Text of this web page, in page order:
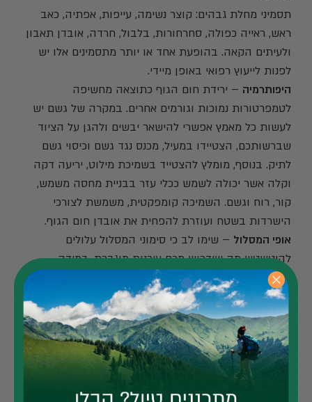
תסמיני מחלת גבהים: קוצר נשימה, עייפות, אפתיה, כאב
ראש, ראייה כפולה, סחרחורות, בלבול, חרדה, אובדן תאבון
ולעיתים הקאה. בהופעת אחד או יותר מתסמינים אלו יש
לפנות לייעוץ רפואי באופן מיידי.
היפותרמיה – ירידת חום הגוף כתוצאה מחשיפה
לטמפרטורות נמוכות וגורמים אחרים. במקרה של גשם יש
לעשות כל מאמץ אפשרי להישאר יבשים ולהגן על הציוד
שברשותכם, הצטיידו במעיל, מכנס נגד גשם וכיסוי גשם
לתיק. בנוסף, מומלץ להצטייד בשמיכת מילוט, יריעה דקה
וקלה אשר יכולה לשמש ככלי עזר בבניית מחסה משמש,
קור, רוח וגשם. השמיכה קומפקטית, משמשת לצורכי
הישרדות בשטח ועוזרת להפחית את אובדן חום הגוף.
אופי המסלול – שימו לב כי סימוני המסלול עלולים
להיטשטש מה שידרוש מכם עירנות מוגברת. במידה
ואיבדתם את דרככם נסו להבין האם אתם יכולים לחזור
לנקודה הקודמת בה הרגשתם בשליטה או הישארו
במקומכם והזעיקו עזרה. מראש מומלץ להחזיק מפה
קשיחה של הטרק, מכשיר לוויני וכן להיעזר בשירותיו של
מדריך מקומי.
שמרו על קשר
– שתפו אנשים קרובים בתכניות שלכם
והחליטו על איש קשר קבוע. מומלץ לעשות צ'ק-אין בכניסה